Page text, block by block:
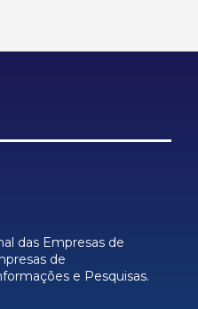
das Empresas de
de
e Pesquisas.